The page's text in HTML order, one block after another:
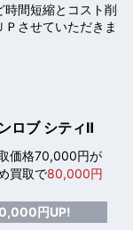
間短縮とコスト削
させていただきま
ロブ シティⅡ
価格70,000円が
買取で80,000円
円UP!